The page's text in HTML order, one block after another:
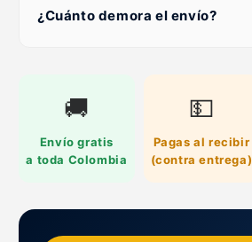
¿Cuánto demora el envío?
🚚
Envío gratis
a toda Colombia
💵
Pagas al recibir
(contra entrega)